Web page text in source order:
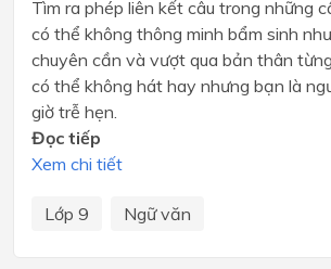
Tìm ra phép liên kết câu trong những
có thể không thông minh bẩm sinh
chuyên cần và vượt qua bản thân
có thể không hát hay nhưng bạn là
giờ trễ hẹn.
Đọc tiếp
Xem chi tiết
Lớp 9 Ngữ văn